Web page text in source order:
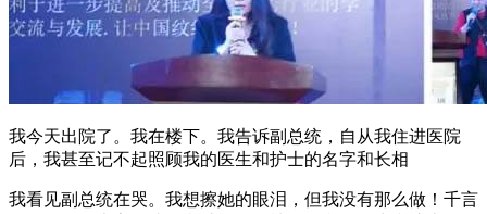
我今天出院了。我在楼下。我告诉副总统，自从我住进医院
后，我甚至记不起照顾我的医生和护士的名字和长相
我看见副总统在哭。我想擦她的眼泪，但我没有那么做！千言